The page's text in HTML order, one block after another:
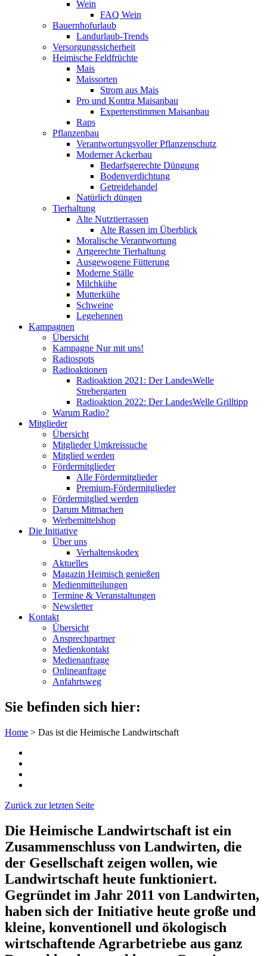
Wein
FAQ Wein
Bauernhofurlaub
Landurlaub-Trends
Versorgungssicherheit
Heimische Feldfrüchte
Mais
Maissorten
Strom aus Mais
Pro und Kontra Maisanbau
Expertenstimmen Maisanbau
Raps
Pflanzenbau
Verantwortungsvoller Pflanzenschutz
Moderner Ackerbau
Bedarfsgerechte Düngung
Bodenverdichtung
Getreidehandel
Natürlich düngen
Tierhaltung
Alte Nutztierrassen
Alte Rassen im Überblick
Moralische Verantwortung
Artgerechte Tierhaltung
Ausgewogene Fütterung
Moderne Ställe
Milchkühe
Mutterkühe
Schweine
Legehennen
Kampagnen
Übersicht
Kampagne Nur mit uns!
Radiospots
Radioaktionen
Radioaktion 2021: Der LandesWelle
Strebergarten
Radioaktion 2022: Der LandesWelle Grilltipp
Warum Radio?
Mitglieder
Übersicht
Mitglieder Umkreissuche
Mitglied werden
Fördermitglieder
Alle Fördermitglieder
Premium-Fördermitglieder
Fördermitglied werden
Darum Mitmachen
Werbemittelshop
Die Initiative
Über uns
Verhaltenskodex
Aktuelles
Magazin Heimisch genießen
Medienmitteilungen
Termine & Veranstaltungen
Newsletter
Kontakt
Übersicht
Ansprechpartner
Medienkontakt
Medienanfrage
Onlineanfrage
Anfahrtsweg
Sie befinden sich hier:
Home > Das ist die Heimische Landwirtschaft
Zurück zur letzten Seite
Die Heimische Landwirtschaft ist ein
Zusammenschluss von Landwirten, die
der Gesellschaft zeigen wollen, wie
Landwirtschaft heute funktioniert.
Gegründet im Jahr 2011 von Landwirten,
haben sich der Initiative heute große und
kleine, konventionell und ökologisch
wirtschaftende Agrarbetriebe aus ganz